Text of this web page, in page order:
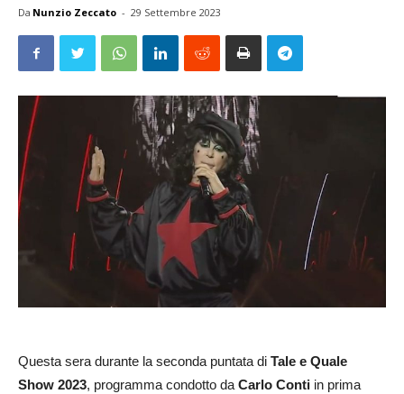
Da Nunzio Zeccato - 29 Settembre 2023
Questa sera durante la seconda puntata di Tale e Quale
Show 2023, programma condotto da Carlo Conti in prima